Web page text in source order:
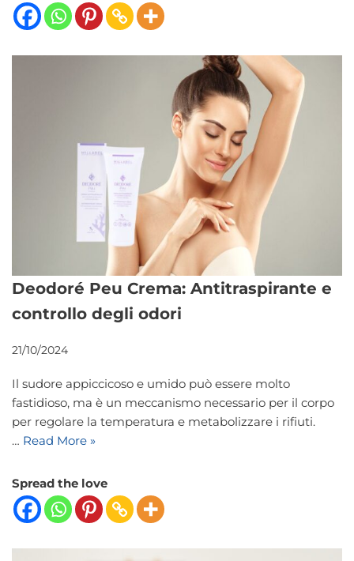
Deodoré Peu Crema: Antitraspirante e
controllo degli odori
21/10/2024
Il sudore appiccicoso e umido può essere molto
fastidioso, ma è un meccanismo necessario per il corpo
per regolare la temperatura e metabolizzare i rifiuti.
… Read More »
Spread the love